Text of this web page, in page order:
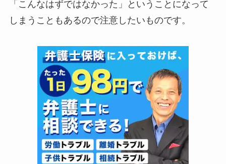
「こんなはずではなかった」ということになって
しまうこともあるので注意したいものです。